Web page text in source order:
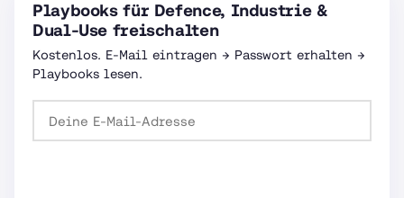
Playbooks für Defence, Industrie &
Dual-Use freischalten
Kostenlos. E-Mail eintragen → Passwort erhalten →
Playbooks lesen.